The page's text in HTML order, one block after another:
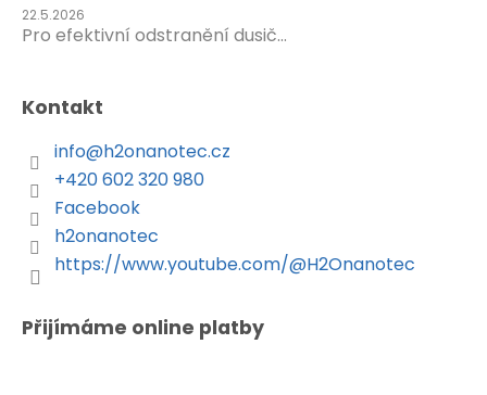
22.5.2026
Pro efektivní odstranění dusič...
Kontakt
info@h2onanotec.cz
+420 602 320 980
Facebook
h2onanotec
https://www.youtube.com/@H2Onanotec
Přijímáme online platby